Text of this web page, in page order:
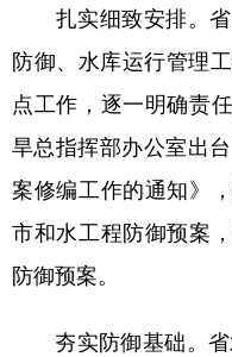
新疆 内蒙古
扎实细致安排。省
防御、水库运行管理
点工作，逐一明确责
旱总指挥部办公室出
案修编工作的通知》
市和水工程防御预案
防御预案。
夯实防御基础。省